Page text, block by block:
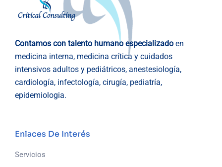
Contamos con talento humano especializado en
medicina interna, medicina crítica y cuidados
intensivos adultos y pediátricos, anestesiología,
cardiología, infectología, cirugía, pediatría,
epidemiologia.
Enlaces De Interés
Servicios